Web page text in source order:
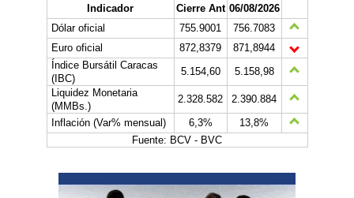
Indicador Cierre Ant 06/08/2026
Dólar oficial
755.9001
756.7083
Euro oficial
872,8379
871,8944
Índice Bursátil Caracas
(IBC)
5.154,60
5.158,98
Liquidez Monetaria
(MMBs.)
2.328.582
2.390.884
Inflación (Var% mensual)
6,3%
13,8%
Fuente: BCV - BVC